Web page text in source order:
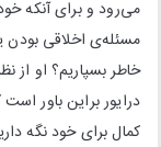
می‌رود و برای آنکه
مسئله‌ی اخلاقی بودن
خاطر بسپاریم؟ او از
درایور براین باور
کمال برای خود نگه